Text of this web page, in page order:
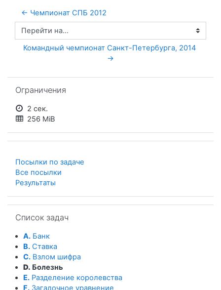
← Чемпионат СПБ 2012
Перейти на...
Командный чемпионат Санкт-Петербурга, 2014
→
Ограничения
2 сек.
256 MiB
Посылки по задаче
Все посылки
Результаты
Список задач
A. Банк
B. Ставка
C. Взлом шифра
D. Болезнь
E. Разделение королевства
F. Загадочное уравнение